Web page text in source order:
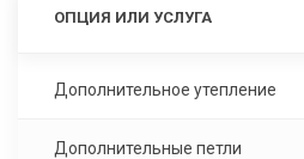
ОПЦИЯ ИЛИ УСЛУГА
Дополнительное утепление
Дополнительные петли